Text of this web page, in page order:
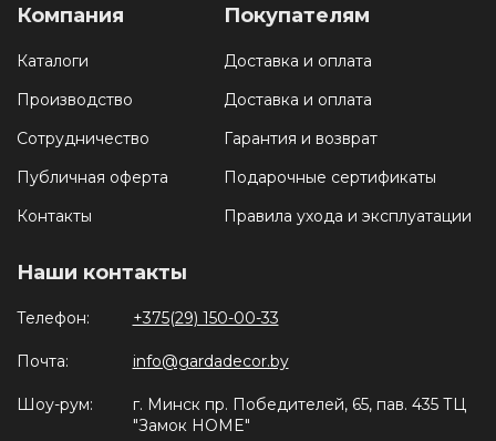
Компания
Каталоги
Производство
Сотрудничество
Публичная оферта
Контакты
Покупателям
Доставка и оплата
Доставка и оплата
Гарантия и возврат
Подарочные сертификаты
Правила ухода и эксплуатации
Наши контакты
Телефон: +375(29) 150-00-33
Почта: info@gardadecor.by
Шоу-рум:
г. Минск пр. Победителей, 65, пав. 435 ТЦ
"Замок HOME"